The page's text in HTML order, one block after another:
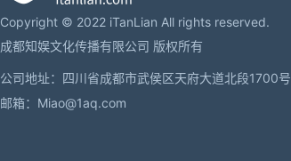
Copyright © 2022 iTanLian All rights reserved.
成都知娱文化传播有限公司 版权所有
公司地址：四川省成都市武侯区天府大道北段1700号
邮箱：Miao@1aq.com